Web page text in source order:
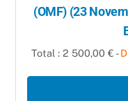
(OMF) (23
Total : 2 500,00 € -